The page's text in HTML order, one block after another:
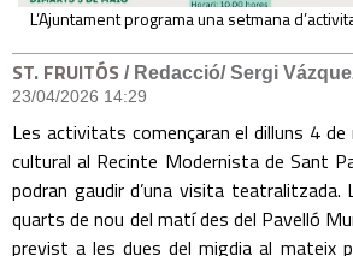
L’Ajuntament programa una setmana
ST. FRUITÓS / Redacció/ Sergi
23/04/2026 14:29
Les activitats començaran el dilluns 4
cultural al Recinte Modernista de Sant
podran gaudir d’una visita
quarts de nou del matí des del Pavelló
previst a les dues del migdia al mateix